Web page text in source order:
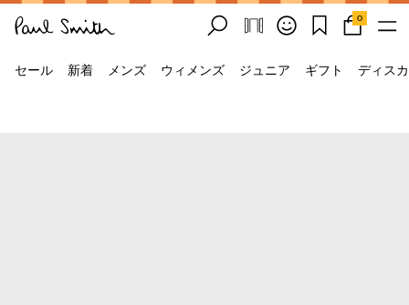
0
セール 新着 メンズ ウィメンズ ジュニア ギフト ディス